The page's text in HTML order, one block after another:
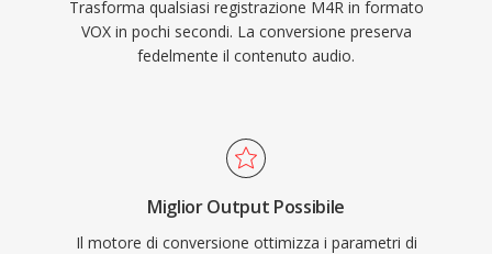
Trasforma qualsiasi registrazione M4R in formato
VOX in pochi secondi. La conversione preserva
fedelmente il contenuto audio.
Miglior Output Possibile
Il motore di conversione ottimizza i parametri di